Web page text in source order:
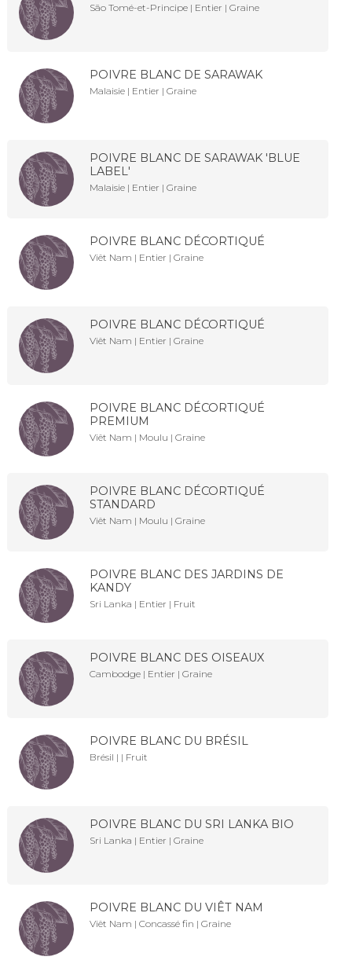
São Tomé-et-Principe | Entier | Graine
POIVRE BLANC DE SARAWAK
Malaisie | Entier | Graine
POIVRE BLANC DE SARAWAK 'BLUE
LABEL'
Malaisie | Entier | Graine
POIVRE BLANC DÉCORTIQUÉ
Viêt Nam | Entier | Graine
POIVRE BLANC DÉCORTIQUÉ
Viêt Nam | Entier | Graine
POIVRE BLANC DÉCORTIQUÉ
PREMIUM
Viêt Nam | Moulu | Graine
POIVRE BLANC DÉCORTIQUÉ
STANDARD
Viêt Nam | Moulu | Graine
POIVRE BLANC DES JARDINS DE
KANDY
Sri Lanka | Entier | Fruit
POIVRE BLANC DES OISEAUX
Cambodge | Entier | Graine
POIVRE BLANC DU BRÉSIL
Brésil | | Fruit
POIVRE BLANC DU SRI LANKA BIO
Sri Lanka | Entier | Graine
POIVRE BLANC DU VIÊT NAM
Viêt Nam | Concassé fin | Graine